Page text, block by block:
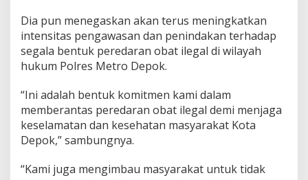
Dia pun menegaskan akan terus meningkatkan
intensitas pengawasan dan penindakan terhadap
segala bentuk peredaran obat ilegal di wilayah
hukum Polres Metro Depok.
“Ini adalah bentuk komitmen kami dalam
memberantas peredaran obat ilegal demi menjaga
keselamatan dan kesehatan masyarakat Kota
Depok,” sambungnya.
“Kami juga mengimbau masyarakat untuk tidak